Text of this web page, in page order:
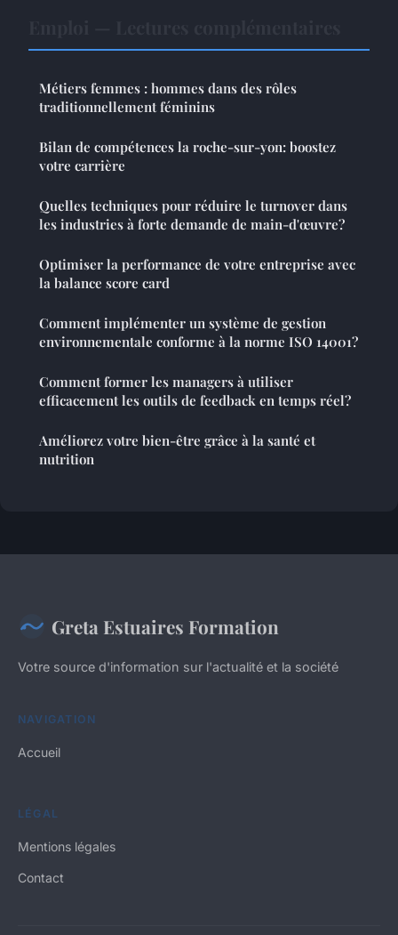
Métiers femmes : hommes dans des rôles
traditionnellement féminins
Bilan de compétences la roche-sur-yon: boostez
votre carrière
Quelles techniques pour réduire le turnover dans
les industries à forte demande de main-d'œuvre?
Optimiser la performance de votre entreprise avec
la balance score card
Comment implémenter un système de gestion
environnementale conforme à la norme ISO 14001?
Comment former les managers à utiliser
efficacement les outils de feedback en temps réel?
Améliorez votre bien-être grâce à la santé et
nutrition
Greta Estuaires Formation
Votre source d'information sur l'actualité et la société
NAVIGATION
Accueil
LÉGAL
Mentions légales
Contact